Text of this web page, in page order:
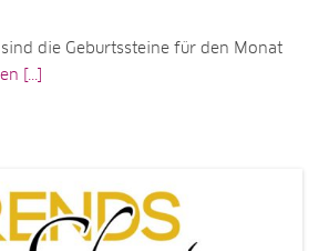
sind die Geburtssteine für den Monat
[...]